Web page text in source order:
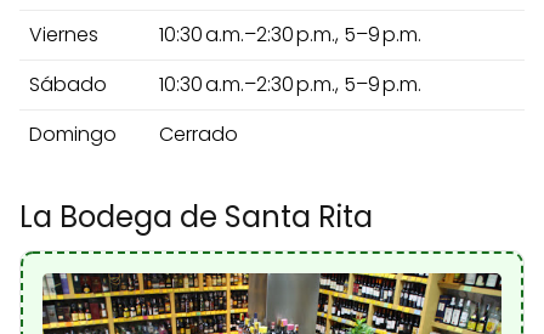
Viernes
10:30 a.m.–2:30 p.m., 5–9 p.m.
Sábado
10:30 a.m.–2:30 p.m., 5–9 p.m.
Domingo
Cerrado
La Bodega de Santa Rita